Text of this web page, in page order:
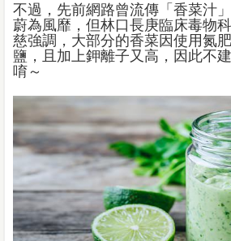
不過，先前網路曾流傳「香菜汁
蔚為風靡，但林口長庚臨床毒物
慈強調，大部分的香菜因使用氮
鹽，且加上鉀離子又高，因此不
唷～